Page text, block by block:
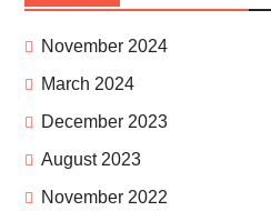
November 2024
March 2024
December 2023
August 2023
November 2022